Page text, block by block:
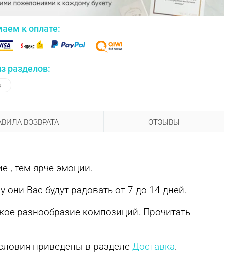
к оплате:
разделов:
ВОЗВРАТА ОТЗЫВЫ
, тем ярче эмоции.
Вас будут радовать от 7 до 14 дней.
разнообразие композиций. Прочитать
приведены в разделе Доставка.